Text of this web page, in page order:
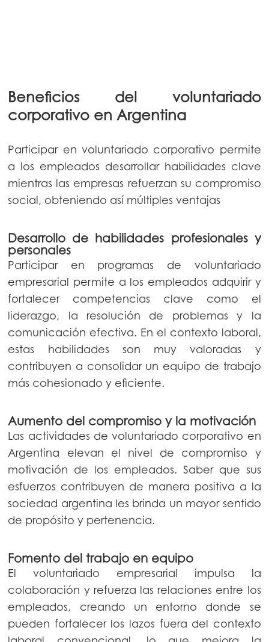
Beneficios del voluntariado
corporativo en Argentina
Participar en voluntariado corporativo permite
a los empleados desarrollar habilidades clave
mientras las empresas refuerzan su compromiso
social, obteniendo así múltiples ventajas
Desarrollo de habilidades profesionales y
personales
Participar en programas de voluntariado
empresarial permite a los empleados adquirir y
fortalecer competencias clave como el
liderazgo, la resolución de problemas y la
comunicación efectiva. En el contexto laboral,
estas habilidades son muy valoradas y
contribuyen a consolidar un equipo de trabajo
más cohesionado y eficiente.
Aumento del compromiso y la motivación
Las actividades de voluntariado corporativo en
Argentina elevan el nivel de compromiso y
motivación de los empleados. Saber que sus
esfuerzos contribuyen de manera positiva a la
sociedad argentina les brinda un mayor sentido
de propósito y pertenencia.
Fomento del trabajo en equipo
El voluntariado empresarial impulsa la
colaboración y refuerza las relaciones entre los
empleados, creando un entorno donde se
pueden fortalecer los lazos fuera del contexto